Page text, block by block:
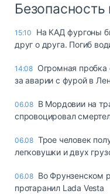
15:10
На КАД фургоны
друг о друга. Погиб
14:08 Огромная пробка
за аварии с фурой в
06.08 В Мордовии на
спровоцировал
06.08 Трое человек
легковушки и двух
06.08 Во Фрунзенском
протаранил Lada Vesta